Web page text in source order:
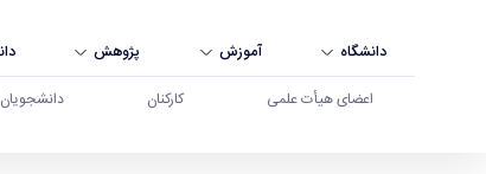
دانشگاه آموزش پژوهش
اعضای هیأت علمی کارکنان دانشجویان